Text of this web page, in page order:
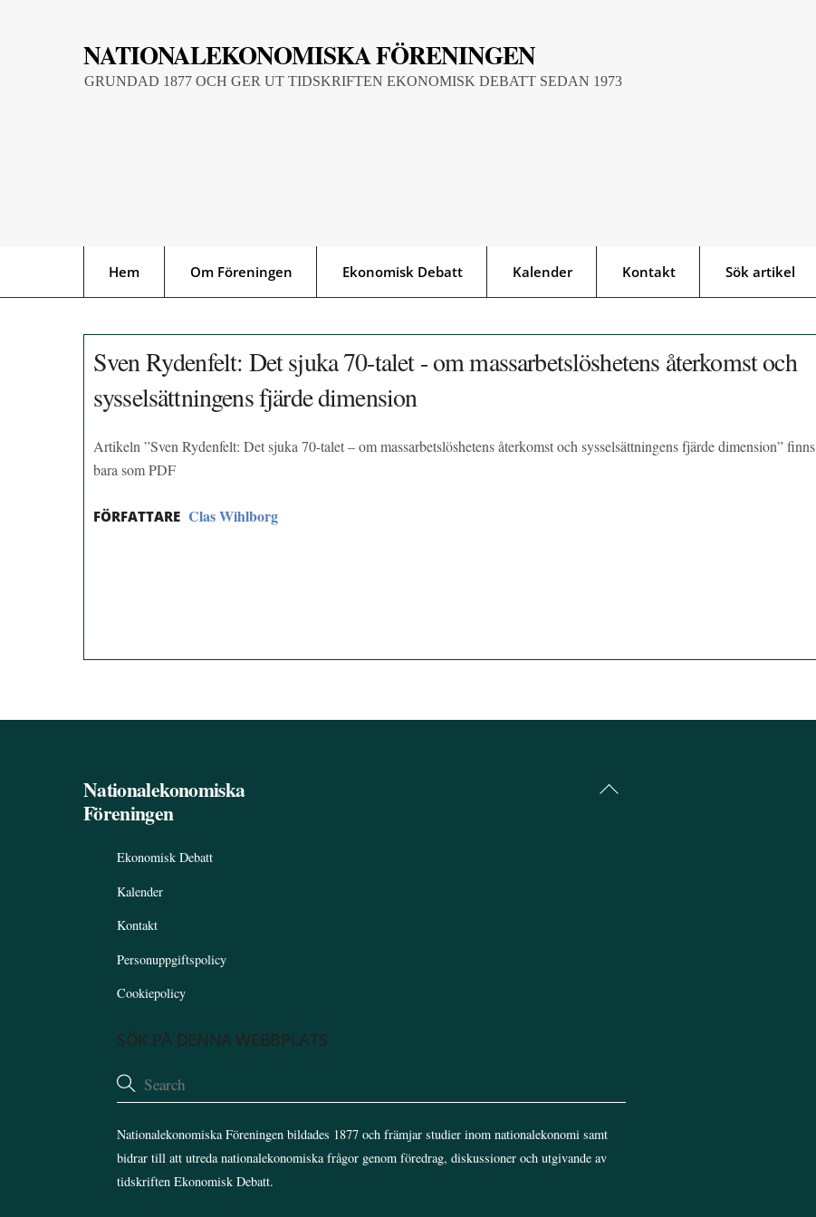
NATIONALEKONOMISKA FÖRENINGEN
GRUNDAD 1877 OCH GER UT TIDSKRIFTEN EKONOMISK DEBATT SEDAN 1973
Hem Om Föreningen Ekonomisk Debatt Kalender Kontakt Sök artikel
Sven Rydenfelt: Det sjuka 70-talet - om massarbetslöshetens återkomst och
sysselsättningens fjärde dimension
Artikeln ”Sven Rydenfelt: Det sjuka 70-talet – om massarbetslöshetens återkomst och sysselsättningens fjärde dimension” finns
bara som PDF
FÖRFATTARE Clas Wihlborg
Back
Nationalekonomiska
Föreningen
Ekonomisk Debatt
Kalender
Kontakt
Personuppgiftspolicy
Cookiepolicy
SÖK PÅ DENNA WEBBPLATS
Nationalekonomiska Föreningen bildades 1877 och främjar studier inom nationalekonomi samt
bidrar till att utreda nationalekonomiska frågor genom föredrag, diskussioner och utgivande av
tidskriften Ekonomisk Debatt.